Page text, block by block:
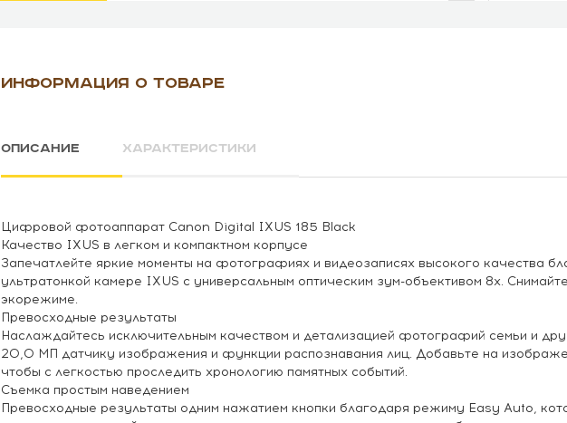
ИНФОРМАЦИЯ О ТОВАРЕ
ОПИСАНИЕ ХАРАКТЕРИСТИКИ
Цифровой фотоаппарат Canon Digital IXUS 185 Black
Качество IXUS в легком и компактном корпусе
Запечатлейте яркие моменты на фотографиях и видеозаписях высокого качества
ультратонкой камере IXUS с универсальным оптическим зум-объективом 8х.
экорежиме.
Превосходные результаты
Наслаждайтесь исключительным качеством и детализацией фотографий семьи и
20,0 МП датчику изображения и функции распознавания лиц. Добавьте на
чтобы с легкостью проследить хронологию памятных событий.
Съемка простым наведением
Превосходные результаты одним нажатием кнопки благодаря режиму Easy Auto,